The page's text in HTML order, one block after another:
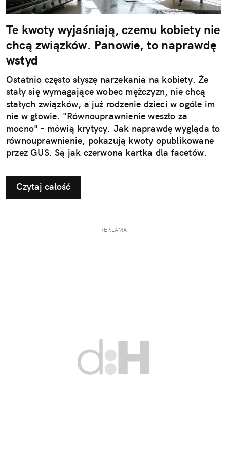
Te kwoty wyjaśniają, czemu kobiety nie
chcą związków. Panowie, to naprawdę
wstyd
Ostatnio często słyszę narzekania na kobiety. Że
stały się wymagające wobec mężczyzn, nie chcą
stałych związków, a już rodzenie dzieci w ogóle im
nie w głowie. "Równouprawnienie weszło za
mocno" – mówią krytycy. Jak naprawdę wygląda to
równouprawnienie, pokazują kwoty opublikowane
przez GUS. Są jak czerwona kartka dla facetów.
Czytaj całość
REKLAMA